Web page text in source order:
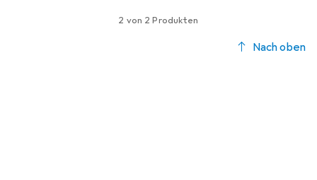
2 von 2 Produkten
Nach oben